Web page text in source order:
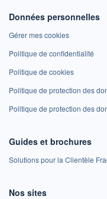
Données personnelles
Gérer mes cookies
Politique de confidentialité
Politique de cookies
Politique de protection des
Politique de protection des
Guides et brochures
Solutions pour la Clientèle
Nos sites